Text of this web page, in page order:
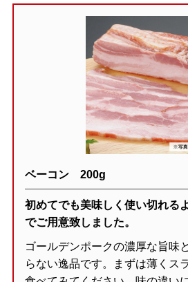
ベーコン 200g
初めてでも美味しく使い切れる
でご用意致しました。
ゴールデンポークの濃厚な旨味
らない逸品です。まずは薄くス